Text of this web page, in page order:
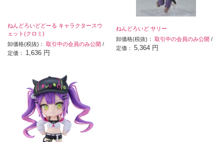
ねんどろいどどーる キャラクタースウ
ェット(クロミ)
卸価格(税抜)： 取引中の会員のみ公開 /
定価： 1,636 円
ねんどろいど サリー
卸価格(税抜)：取引中の会員のみ公開 /
定価：5,364 円